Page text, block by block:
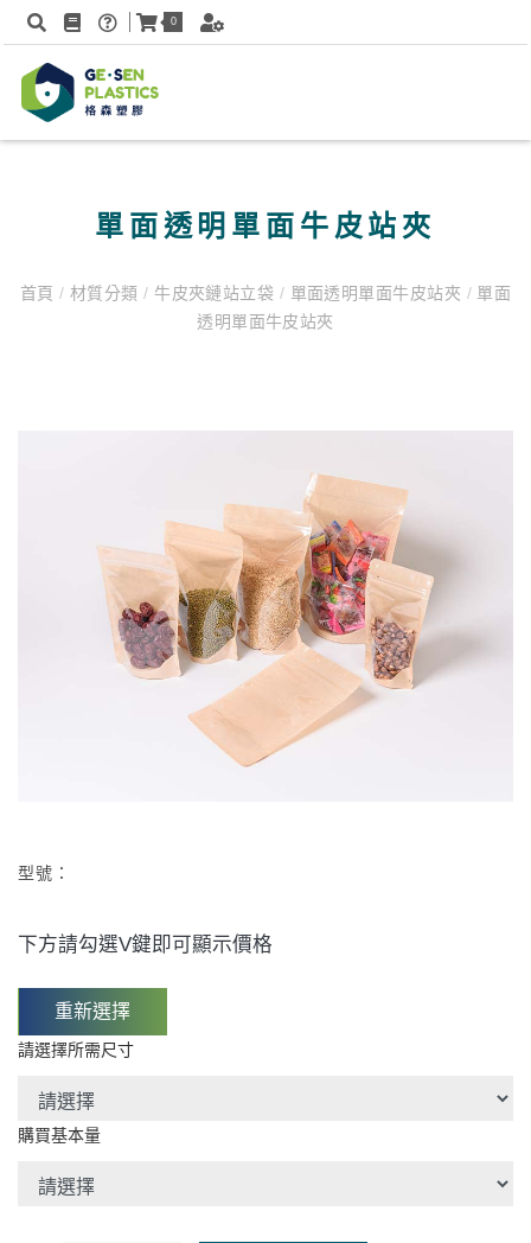
0
單面透明單面牛皮站夾
首頁/ 材質分類/ 牛皮夾鏈站立袋 / 單面透明單面牛皮站夾 /單面
透明單面牛皮站夾
型號：
下方請勾選V鍵即可顯示價格
重新選擇
請選擇所需尺寸
購買基本量